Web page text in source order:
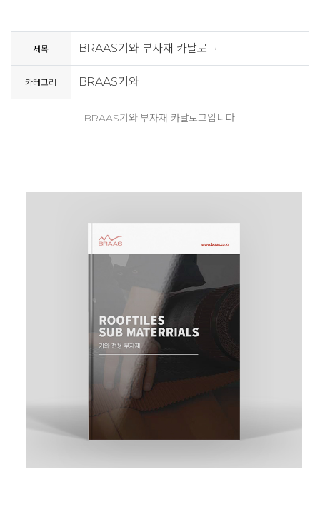
제목 BRAAS기와 부자재 카달로그
카테고리 BRAAS기와
BRAAS기와 부자재 카달로그입니다.